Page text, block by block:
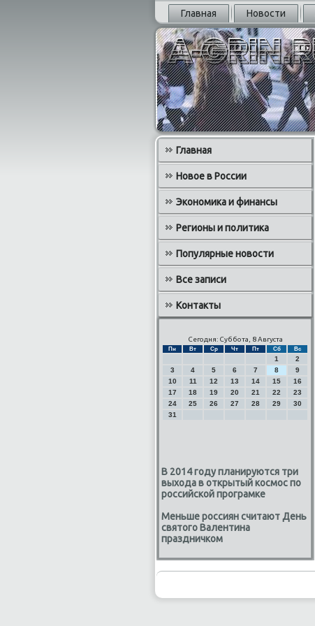
Главная Новости
Главная
Новое в России
Экономика и финансы
Регионы и политика
Популярные новости
Все записи
Контакты
Сегодня: Суббота, 8 Августа
Пн Вт Ср Чт Пт Сб Вс
1
2
3
4 5 6 7 8
9
10
11 12 13 14 15
16
17
18 19 20 21 22
23
24
25 26 27 28 29
30
31
В 2014 году планируются три
выхода в открытый космос по
российской програмке
Меньше россиян считают День
святого Валентина
праздничком